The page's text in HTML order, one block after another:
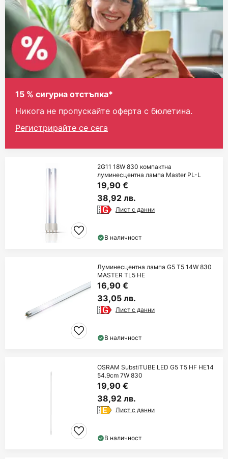
15 % сигурна отстъпка*
Никога не пропускайте оферта с бюлетина.
Регистрирайте се сега
2G11 18W 830 компактна
луминесцентна лампа Master PL-L
19,90 €
38,92 лв.
Лист с данни
В наличност
Луминесцентна лампа G5 T5 14W 830
MASTER TL5 HE
16,90 €
33,05 лв.
Лист с данни
В наличност
OSRAM SubstiTUBE LED G5 T5 HF HE14
54.9cm 7W 830
19,90 €
38,92 лв.
Лист с данни
В наличност